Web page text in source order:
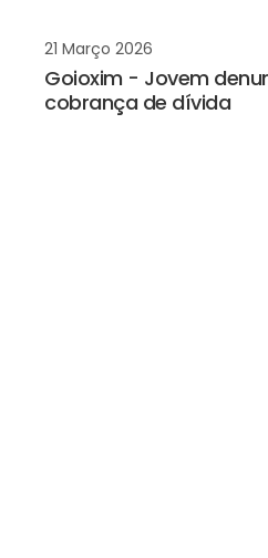
21 Março 2026
Goioxim - Jovem
cobrança de dívida